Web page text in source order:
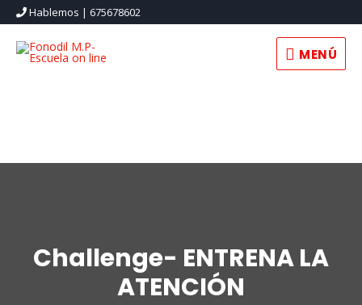
Hablemos | 675678602
MENÚ
MENÚ
Challenge- ENTRENA LA
ATENCIÓN